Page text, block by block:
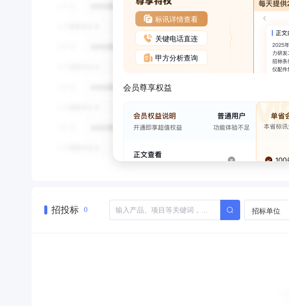
标讯详情查看
关键电话直连
甲方分析查询
会员尊享权益
招投标 0 招标单位